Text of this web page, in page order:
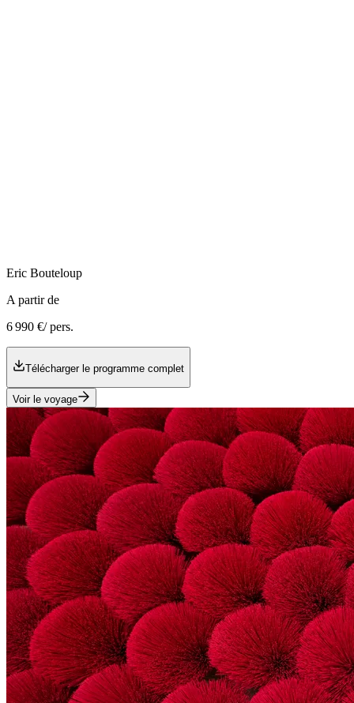
Eric Bouteloup
A partir de
6 990 €/ pers.
Télécharger le programme complet
Voir le voyage